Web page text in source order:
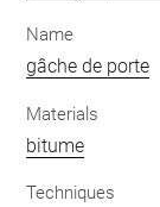
Name
gâche de porte
Materials
bitume
Techniques